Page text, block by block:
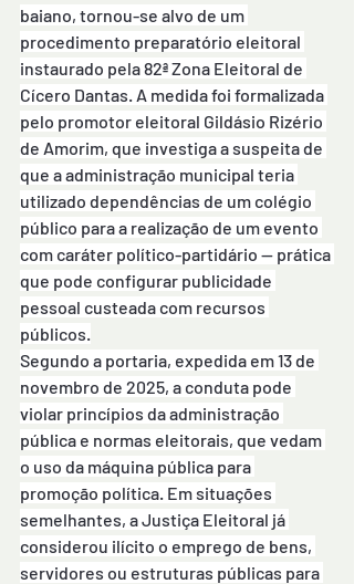
baiano, tornou-se alvo de um
procedimento preparatório eleitoral
instaurado pela 82ª Zona Eleitoral de
Cícero Dantas. A medida foi formalizada
pelo promotor eleitoral Gildásio Rizério
de Amorim, que investiga a suspeita de
que a administração municipal teria
utilizado dependências de um colégio
público para a realização de um evento
com caráter político-partidário — prática
que pode configurar publicidade
pessoal custeada com recursos
públicos.
Segundo a portaria, expedida em 13 de
novembro de 2025, a conduta pode
violar princípios da administração
pública e normas eleitorais, que vedam
o uso da máquina pública para
promoção política. Em situações
semelhantes, a Justiça Eleitoral já
considerou ilícito o emprego de bens,
servidores ou estruturas públicas para